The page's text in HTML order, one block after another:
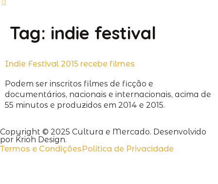
Tag: indie festival
Indie Festival 2015 recebe filmes
Podem ser inscritos filmes de ficção e
documentários, nacionais e internacionais, acima de
55 minutos e produzidos em 2014 e 2015.
Copyright © 2025 Cultura e Mercado. Desenvolvido
por Krioh Design.
Termos e Condições Política de Privacidade